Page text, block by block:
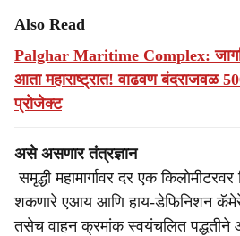
Also Read
Palghar Maritime Complex:
आता महाराष्ट्रात! वाढवण बंदराजवळ
प्रोजेक्ट
असे असणार तंत्रज्ञान
समृद्धी महामार्गावर दर एक
शकणारे एआय आणि हाय-डेफिनिशन
तसेच वाहन क्रमांक स्वयंचलित पद्धतीने